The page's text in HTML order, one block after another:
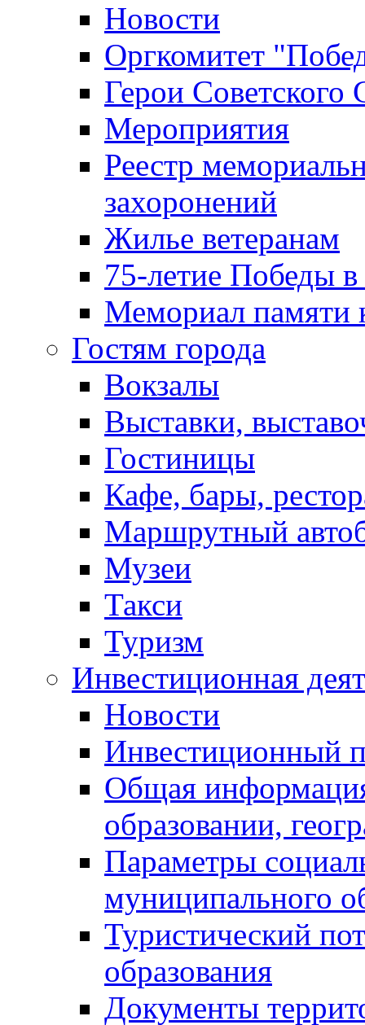
Новости
Оргкомитет
Герои Советского
Мероприятия
Реестр
захоронений
Жилье ветеранам
75-летие Победы
Мемориал памяти
Гостям города
Вокзалы
Выставки,
Гостиницы
Кафе, бары,
Маршрутный
Музеи
Такси
Туризм
Инвестиционная
Новости
Инвестиционный
Общая
образовании,
Параметры
муниципального
Туристический
образования
Документы